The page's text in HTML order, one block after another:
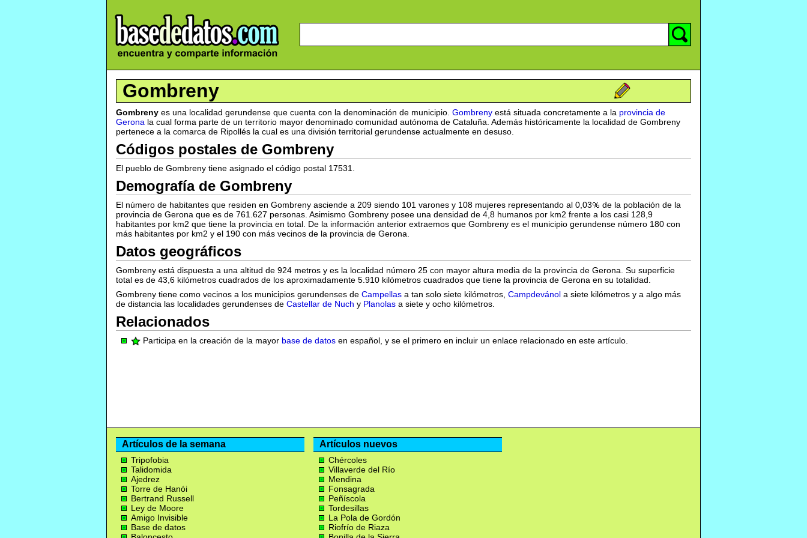
Gombreny
Gombreny es una localidad gerundense que cuenta con la denominación de municipio. Gombreny está situada concretamente a la provincia de
Gerona la cual forma parte de un territorio mayor denominado comunidad autónoma de Cataluña. Además históricamente la localidad de Gombreny
pertenece a la comarca de Ripollés la cual es una división territorial gerundense actualmente en desuso.
Códigos postales de Gombreny
El pueblo de Gombreny tiene asignado el código postal 17531.
Demografía de Gombreny
El número de habitantes que residen en Gombreny asciende a 209 siendo 101 varones y 108 mujeres representando al 0,03
de la población de la
provincia de Gerona que es de 761.627 personas. Asimismo Gombreny posee una densidad de 4,8 humanos por km2 frente a los casi 128,9
habitantes por km2 que tiene la provincia en total. De la información anterior extraemos que Gombreny es el municipio gerundense número 180 con
más habitantes por km2 y el 190 con más vecinos de la provincia de Gerona.
Datos geográficos
Gombreny está dispuesta a una altitud de 924 metros y es la localidad número 25 con mayor altura media de la provincia de Gerona. Su superficie
total es de 43,6 kilómetros cuadrados de los aproximadamente 5.910 kilómetros cuadrados que tiene la provincia de Gerona en su totalidad.
Gombreny tiene como vecinos a los municipios gerundenses de Campellas a tan solo siete kilómetros, Campdevánol a siete kilómetros y a algo más
de distancia las localidades gerundenses de Castellar de Nuch y Planolas a siete y ocho kilómetros.
Relacionados
Participa en la creación de la mayor base de datos en español, y se el primero en incluir un enlace relacionado en este artículo.
Artículos de la semana
Tripofobia
Talidomida
Ajedrez
Torre de Hanói
Bertrand Russell
Ley de Moore
Amigo Invisible
Base de datos
Artículos nuevos
Chércoles
Villaverde del Río
Mendina
Fonsagrada
Peñíscola
Tordesillas
La Pola de Gordón
Riofrío de Riaza